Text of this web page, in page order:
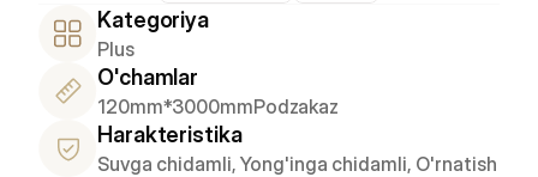
Kategoriya
Plus
O'chamlar
120mm*3000mmPodzakaz
Harakteristika
Suvga chidamli, Yong'inga chidamli, O'rnatish